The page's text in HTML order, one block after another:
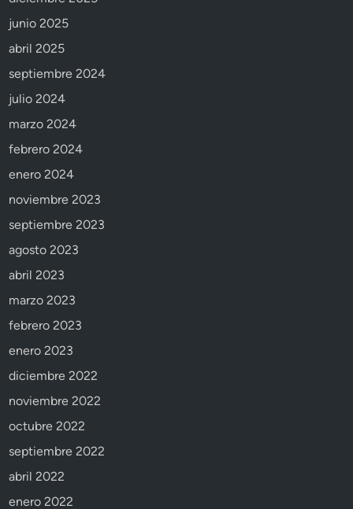
junio 2025
abril 2025
septiembre 2024
julio 2024
marzo 2024
febrero 2024
enero 2024
noviembre 2023
septiembre 2023
agosto 2023
abril 2023
marzo 2023
febrero 2023
enero 2023
diciembre 2022
noviembre 2022
octubre 2022
septiembre 2022
abril 2022
enero 2022